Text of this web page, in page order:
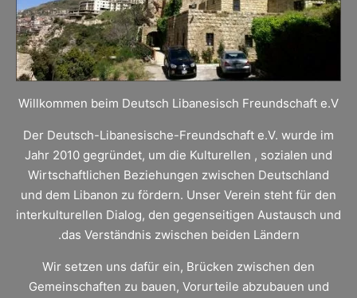
Willkommen beim Deutsch Libanesisch Freundschaft e.V
Der Deutsch-Libanesische-Freundschaft e.V. wurde im
Jahr 2010 gegründet, um die Kulturellen , sozialen und
Wirtschaftlichen Beziehungen zwischen Deutschland
und dem Libanon zu fördern. Unser Verein steht für den
interkulturellen Dialog, den gegenseitigen Austausch und
das Verständnis zwischen beiden Ländern.
Wir setzen uns dafür ein, Brücken zwischen den
Gemeinschaften zu bauen, Vorurteile abzubauen und